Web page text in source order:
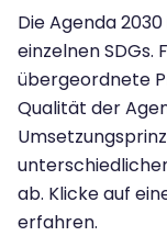
Die Agenda
einzelnen SDGs.
übergeordnete
Qualität der
ab. Klicke auf
erfahren.